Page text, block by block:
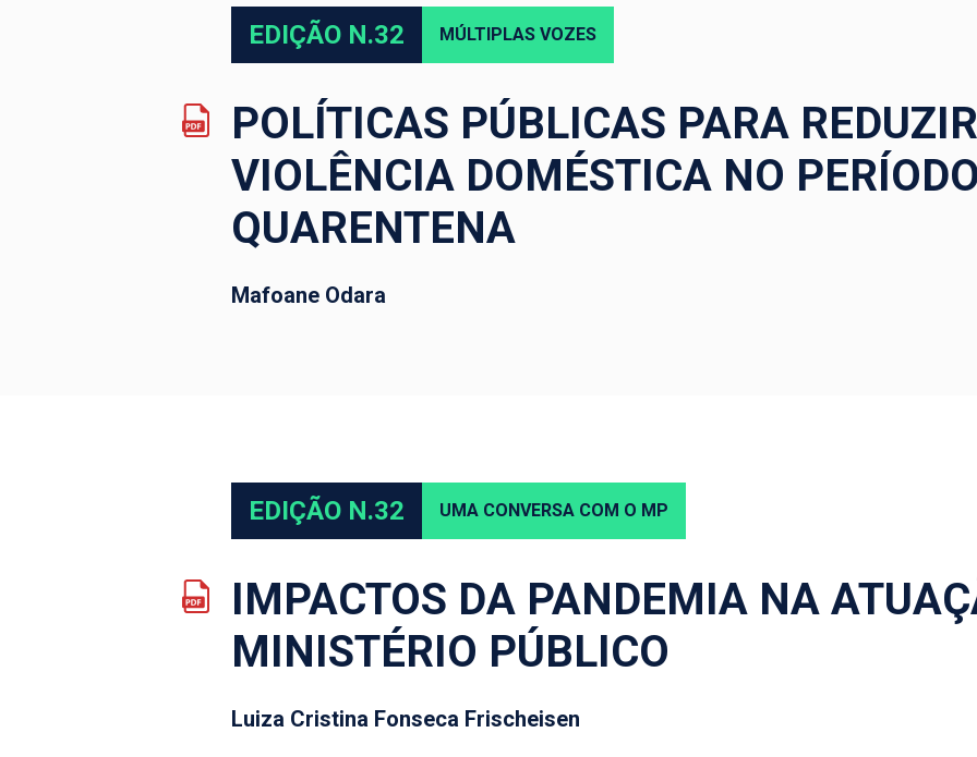
EDIÇÃO N.32 MÚLTIPLAS VOZES
POLÍTICAS PÚBLICAS PARA
VIOLÊNCIA DOMÉSTICA NO
QUARENTENA
Mafoane Odara
EDIÇÃO N.32 UMA CONVERSA COM O MP
IMPACTOS DA PANDEMIA NA
MINISTÉRIO PÚBLICO
Luiza Cristina Fonseca Frischeisen